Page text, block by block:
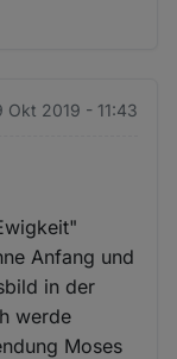
Okt 2019 - 11:43
Anfang und
in der
werde
Moses